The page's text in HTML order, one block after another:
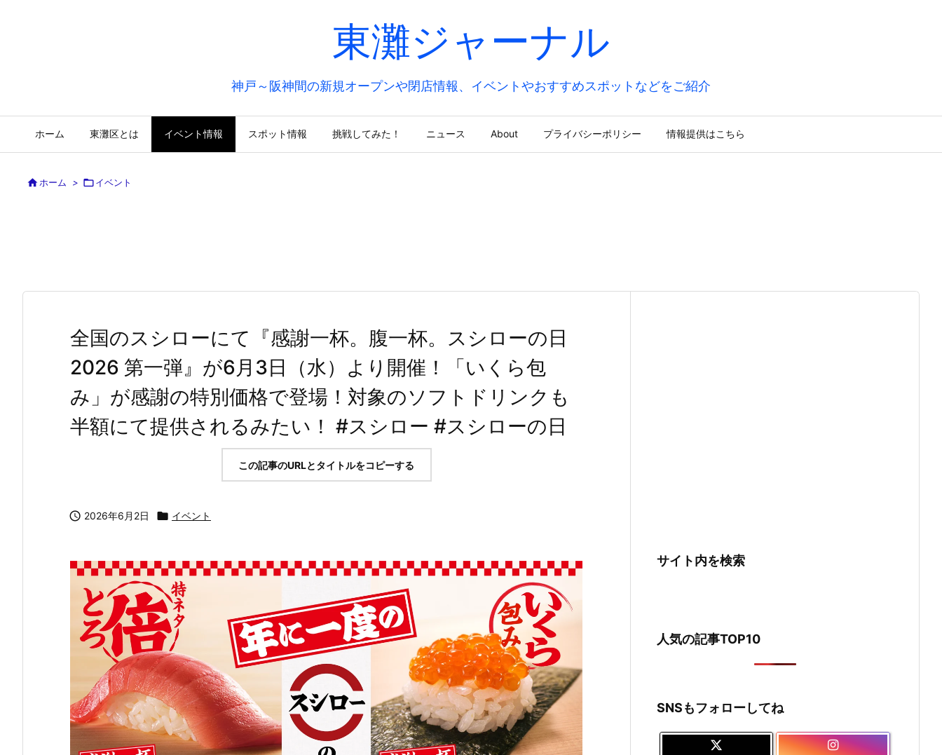
東灘ジャーナル
神戸～阪神間の新規オープンや閉店情報、イベントやおすすめスポットなどをご紹介
ホーム 東灘区とは イベント情報 スポット情報 挑戦してみた！ ニュース About プライバシーポリシー 情報提供はこちら
ホーム > イベント
全国のスシローにて『感謝一杯。腹一杯。スシローの日
2026 第一弾』が6月3日（水）より開催！「いくら包
み」が感謝の特別価格で登場！対象のソフトドリンクも
半額にて提供されるみたい！ #スシロー #スシローの日
この記事のURLとタイトルをコピーする
 2026年6月2日  イベント
サイト内を検索
人気の記事TOP10
SNSもフォローしてね